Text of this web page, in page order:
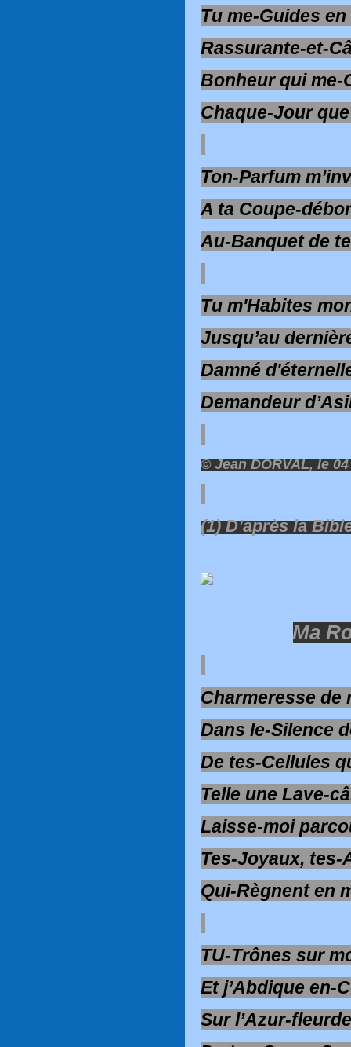
Tu me-Guides
Rassurante-et-
Bonheur qui me-
Chaque-Jour
Ton-Parfum
A ta Coupe-
Au-Banquet de
Tu m'Habites
Jusqu’au
Damné
Demandeur
© Jean DORVAL, le
(1) D’après la
Ma
Charmeresse de
Dans le-Silence
De tes-Cellules
Telle une Lave-
Laisse-moi
Tes-Joyaux,
Qui-Règnent en
TU-Trônes sur
Et j’Abdique en-
Sur l’Azur-